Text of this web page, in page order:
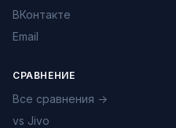
ВКонтакте
Email
СРАВНЕНИЕ
Все сравнения →
vs Jivo